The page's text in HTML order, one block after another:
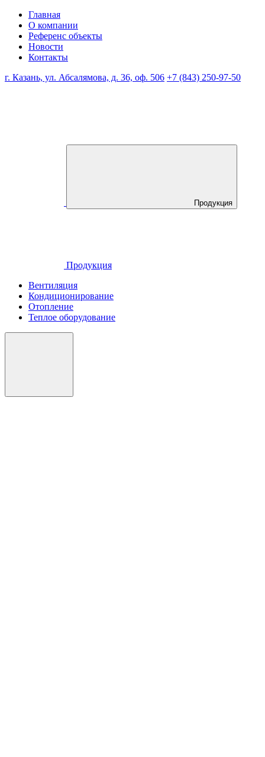
Главная
О компании
Референс объекты
Новости
Контакты
г. Казань, ул. Абсалямова, д. 36, оф. 506 +7 (843) 250-97-50
Продукция
Продукция
Вентиляция
Кондиционирование
Отопление
Теплое оборудование